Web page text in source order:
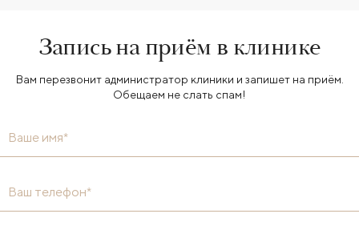
Запись на приём в клинике
Вам перезвонит администратор клиники и запишет на приём.
Обещаем не слать спам!
Ваше имя*
Ваш телефон*